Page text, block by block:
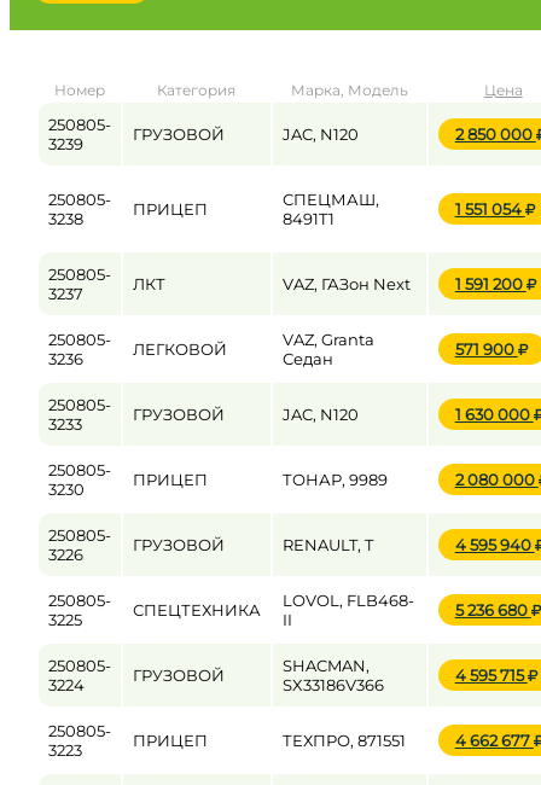
от до
Пробег / Наработка
Цена
от до
Номер Категория Марка, Модель Цена
250805-
3239
ГРУЗОВОЙ JAC, N120 2 850 000
250805-
3238
ПРИЦЕП
СПЕЦМАШ,
8491T1
1 551 054
250805-
3237
ЛКТ VAZ, ГАЗон Next 1 591 200
250805-
3236
ЛЕГКОВОЙ
VAZ, Granta
Седан
571 900
250805-
3233
ГРУЗОВОЙ JAC, N120 1 630 000
250805-
3230
ПРИЦЕП ТОНАР, 9989 2 080 000
250805-
3226
ГРУЗОВОЙ RENAULT, T 4 595 940
250805-
3225
СПЕЦТЕХНИКА
LOVOL, FLB468-
II
5 236 680
250805-
3224
ГРУЗОВОЙ
SHACMAN,
SX33186V366
4 595 715
250805-
3223
ПРИЦЕП ТЕХПРО, 871551 4 662 677